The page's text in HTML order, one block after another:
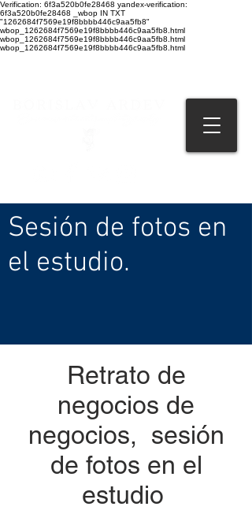
Verification: 6f3a520b0fe28468 yandex-verification:
6f3a520b0fe28468 _wbop IN TXT
"1262684f7569e19f8bbbb446c9aa5fb8"
wbop_1262684f7569e19f8bbbb446c9aa5fb8.html
wbop_1262684f7569e19f8bbbb446c9aa5fb8.html
wbop_1262684f7569e19f8bbbb446c9aa5fb8.html
Sesión de fotos en
el estudio.
Retrato de
negocios de
negocios, sesión
de fotos en el
estudio